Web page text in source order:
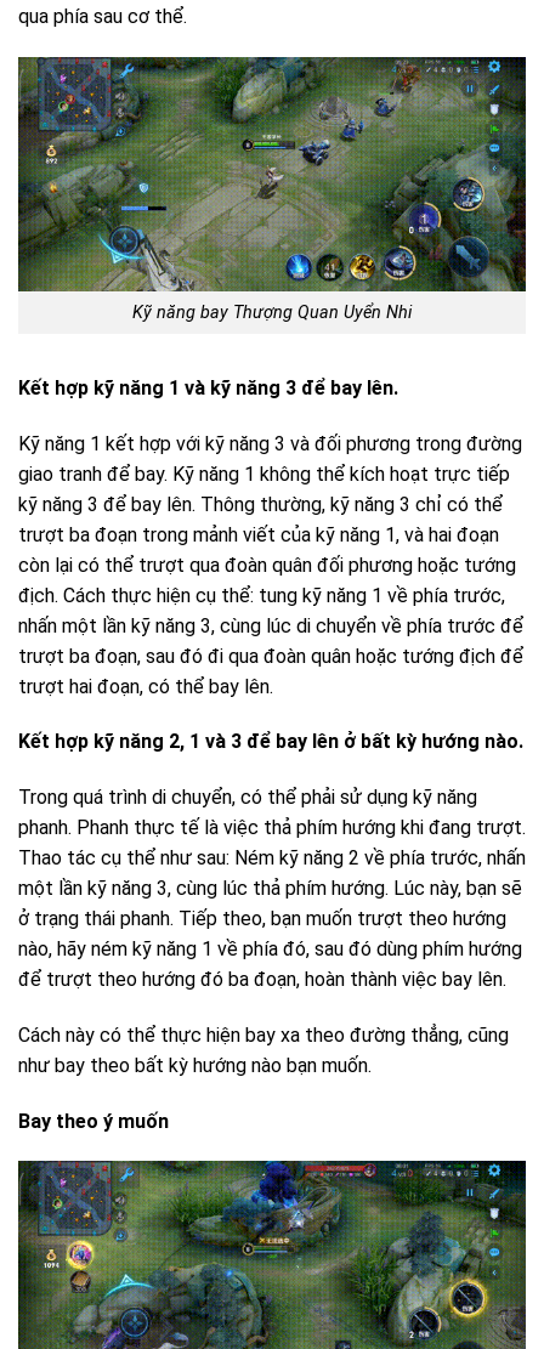
qua phía sau cơ thể.
Kỹ năng bay Thượng Quan Uyển Nhi
Kết hợp kỹ năng 1 và kỹ năng 3 để bay lên.
Kỹ năng 1 kết hợp với kỹ năng 3 và đối phương trong đường
giao tranh để bay. Kỹ năng 1 không thể kích hoạt trực tiếp
kỹ năng 3 để bay lên. Thông thường, kỹ năng 3 chỉ có thể
trượt ba đoạn trong mảnh viết của kỹ năng 1, và hai đoạn
còn lại có thể trượt qua đoàn quân đối phương hoặc tướng
địch. Cách thực hiện cụ thể: tung kỹ năng 1 về phía trước,
nhấn một lần kỹ năng 3, cùng lúc di chuyển về phía trước để
trượt ba đoạn, sau đó đi qua đoàn quân hoặc tướng địch để
trượt hai đoạn, có thể bay lên.
Kết hợp kỹ năng 2, 1 và 3 để bay lên ở bất kỳ hướng nào.
Trong quá trình di chuyển, có thể phải sử dụng kỹ năng
phanh. Phanh thực tế là việc thả phím hướng khi đang trượt.
Thao tác cụ thể như sau: Ném kỹ năng 2 về phía trước, nhấn
một lần kỹ năng 3, cùng lúc thả phím hướng. Lúc này, bạn sẽ
ở trạng thái phanh. Tiếp theo, bạn muốn trượt theo hướng
nào, hãy ném kỹ năng 1 về phía đó, sau đó dùng phím hướng
để trượt theo hướng đó ba đoạn, hoàn thành việc bay lên.
Cách này có thể thực hiện bay xa theo đường thẳng, cũng
như bay theo bất kỳ hướng nào bạn muốn.
Bay theo ý muốn